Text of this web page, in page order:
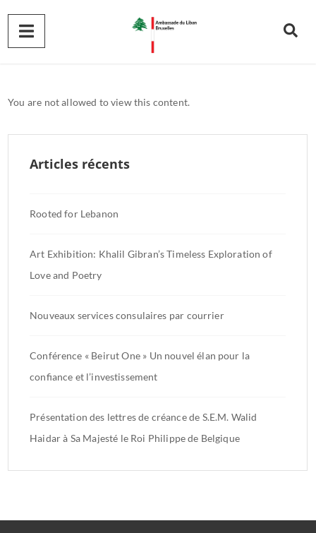
You are not allowed to view this content.
Articles récents
Rooted for Lebanon
Art Exhibition: Khalil Gibran’s Timeless Exploration of
Love and Poetry
Nouveaux services consulaires par courrier
Conférence « Beirut One » Un nouvel élan pour la
confiance et l’investissement
Présentation des lettres de créance de S.E.M. Walid
Haidar à Sa Majesté le Roi Philippe de Belgique